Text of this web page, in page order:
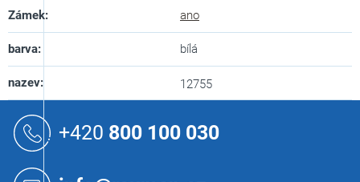
Zámek: ano
barva: bílá
nazev: 12755
+420 800 100 030